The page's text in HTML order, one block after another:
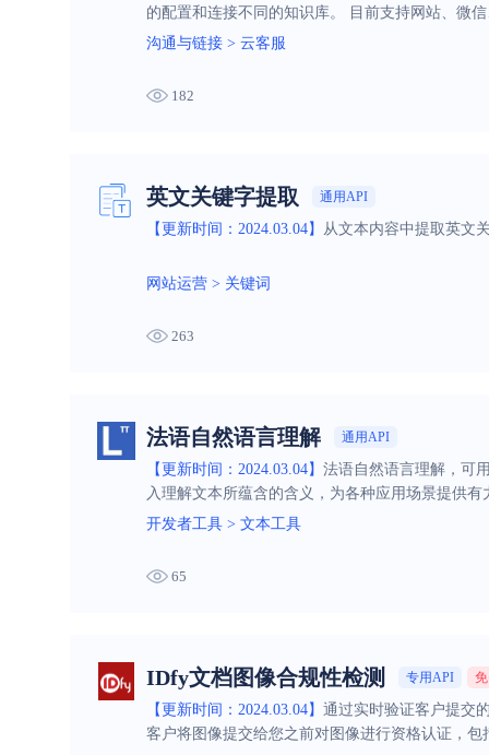
的配置和连接不同的知识库。 目前支持网站、微
沟通与链接 > 云客服
182
英文关键字提取 通用API
【更新时间：2024.03.04】 从文本内容中提取英文
网站运营 > 关键词
263
法语自然语言理解 通用API
【更新时间：2024.03.04】 法语自然语言理解，可
入理解文本所蕴含的含义，为各种应用场景提供有
开发者工具 > 文本工具
65
IDfy文档图像合规性检测 专用API
【更新时间：2024.03.04】 通过实时验证客户提交
客户将图像提交给您之前对图像进行资格认证，